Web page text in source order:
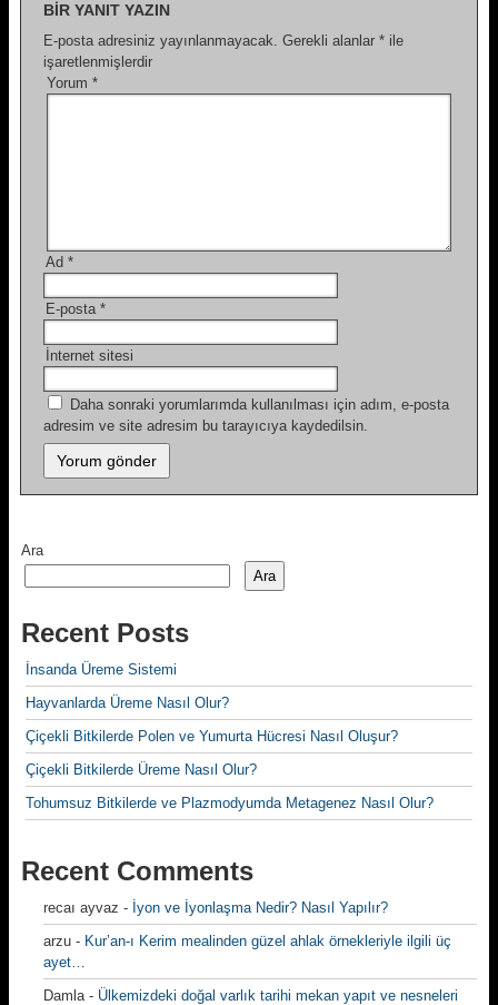
BIR YANIT YAZIN
E-posta adresiniz yayınlanmayacak. Gerekli alanlar * ile
işaretlenmişlerdir
Yorum *
Ad *
E-posta *
İnternet sitesi
Daha sonraki yorumlarımda kullanılması için adım, e-posta
adresim ve site adresim bu tarayıcıya kaydedilsin.
Ara
Ara
Recent Posts
İnsanda Üreme Sistemi
Hayvanlarda Üreme Nasıl Olur?
Çiçekli Bitkilerde Polen ve Yumurta Hücresi Nasıl Oluşur?
Çiçekli Bitkilerde Üreme Nasıl Olur?
Tohumsuz Bitkilerde ve Plazmodyumda Metagenez Nasıl Olur?
Recent Comments
recaı ayvaz - İyon ve İyonlaşma Nedir? Nasıl Yapılır?
arzu - Kur’an-ı Kerim mealinden güzel ahlak örnekleriyle ilgili üç
ayet…
Damla- Ülkemizdeki doğal varlık tarihi mekan yapıt ve nesneleri